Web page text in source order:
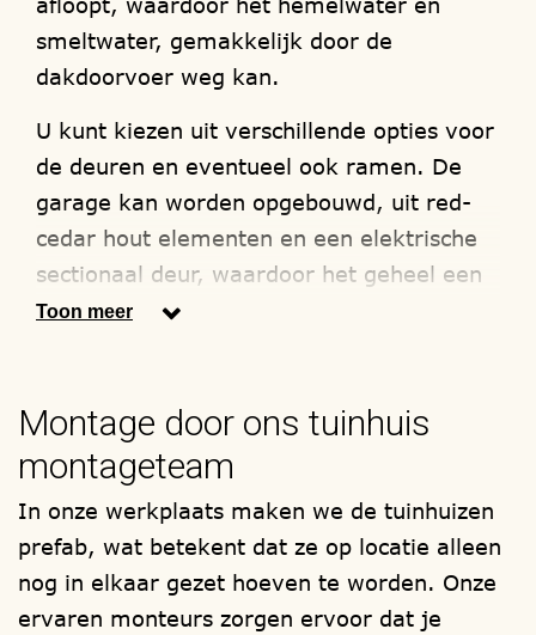
smeltwater, gemakkelijk door de
dakdoorvoer weg kan.
U kunt kiezen uit verschillende opties voor
de deuren en eventueel ook ramen. De
garage kan worden opgebouwd, uit red-
cedar hout elementen en een elektrische
sectionaal deur, waardoor het geheel een
zeer luxe en moderne uitstraling krijgt.
Wij maken alleen gebruik van hout
soorten met het FSC en/of PEFC
keurmerk. Zoals bijvoorbeeld,
lariks/douglas, red-cedar en onder druk
geïmpregneerd / verduurzaamd
vurenhout. De garage met of zonder
Toon meer
Montage door ons tuinhuis
montageteam
In onze werkplaats maken we de tuinhuizen
prefab, wat betekent dat ze op locatie alleen
nog in elkaar gezet hoeven te worden. Onze
ervaren monteurs zorgen ervoor dat je